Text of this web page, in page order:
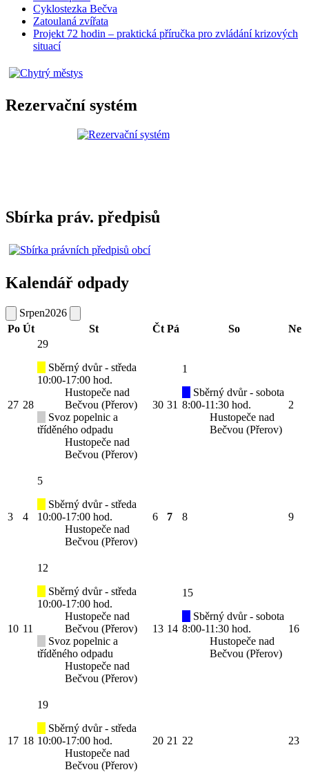
Cyklostezka Bečva
Zatoulaná zvířata
Projekt 72 hodin – praktická příručka pro zvládání krizových
situací
Rezervační systém
Sbírka práv. předpisů
Kalendář odpady
Srpen2026
Po Út St Čt Pá So Ne
27 28
29
Sběrný dvůr - středa
10:00-17:00 hod.
Hustopeče nad
Bečvou (Přerov)
Svoz popelnic a
tříděného odpadu
Hustopeče nad
Bečvou (Přerov)
30 31
1
Sběrný dvůr - sobota
8:00-11:30 hod.
Hustopeče nad
Bečvou (Přerov)
2
3 4
5
Sběrný dvůr - středa
10:00-17:00 hod.
Hustopeče nad
Bečvou (Přerov)
6 7 8 9
10 11
12
Sběrný dvůr - středa
10:00-17:00 hod.
Hustopeče nad
Bečvou (Přerov)
Svoz popelnic a
tříděného odpadu
Hustopeče nad
Bečvou (Přerov)
13 14
15
Sběrný dvůr - sobota
8:00-11:30 hod.
Hustopeče nad
Bečvou (Přerov)
16
17 18
19
Sběrný dvůr - středa
10:00-17:00 hod.
Hustopeče nad
Bečvou (Přerov)
20 21 22 23